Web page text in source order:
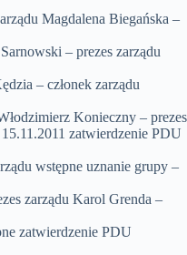
Magdalena Biegańska –
– prezes zarządu
– członek zarządu
Konieczny – prezes
zatwierdzenie PDU
wstępne uznanie grupy –
zarządu Karol Grenda –
zatwierdzenie PDU